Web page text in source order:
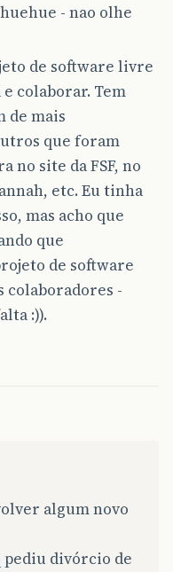
- nao olhe
de software livre
colaborar. Tem
de mais
que foram
no site da FSF, no
etc. Eu tinha
mas acho que
que
de software
colaboradores -
:)).
algum novo
divórcio de